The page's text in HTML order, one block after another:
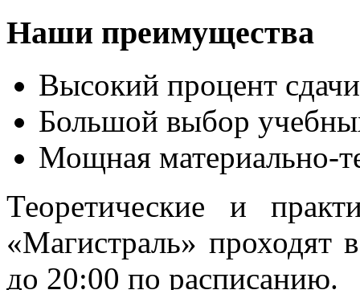
Наши преимущества
Высокий процент
Большой выбор
Мощная материально-
Теоретические и
«Магистраль»
до 20:00 по расписанию.